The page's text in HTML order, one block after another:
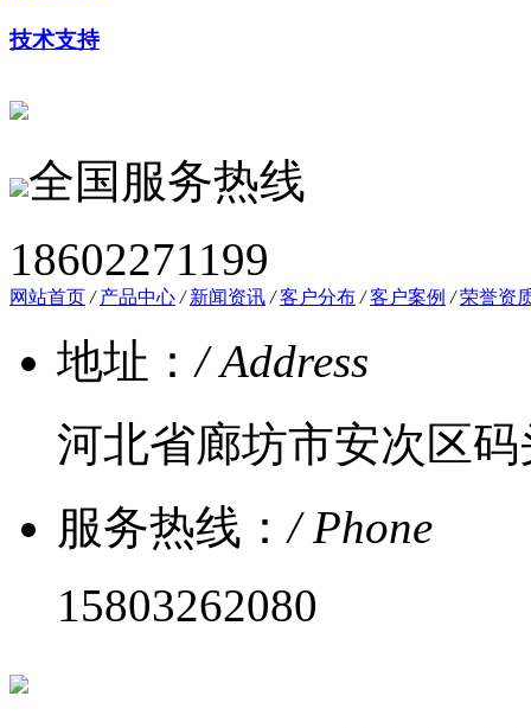
技术支持
全国服务热线
18602271199
网站首页 / 产品中心 / 新闻资讯 / 客户分布 / 客户案例 / 荣誉资
地址：/ Address
河北省廊坊市安次区码
服务热线：/ Phone
15803262080